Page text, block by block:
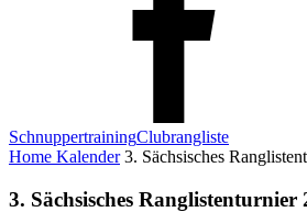
SchnuppertrainingClubrangliste
Home Kalender 3. Sächsisches
3. Sächsisches Ranglistenturnier